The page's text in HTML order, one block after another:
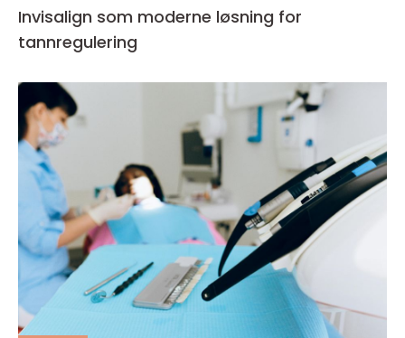
Invisalign som moderne løsning for
tannregulering